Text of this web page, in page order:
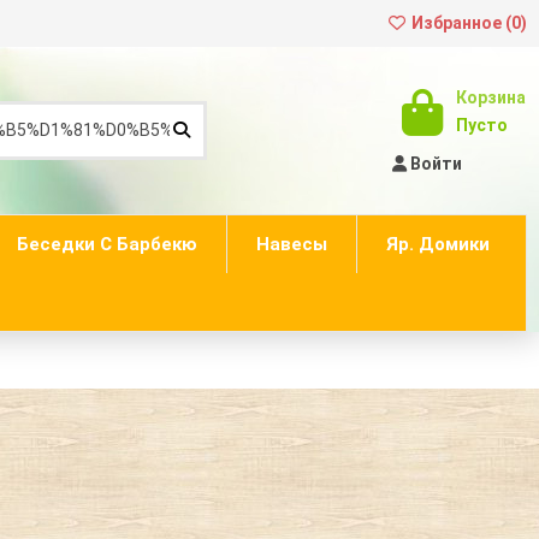
Избранное (0)
Корзина
Пусто
Войти
Беседки С Барбекю Навесы Яр. Домики